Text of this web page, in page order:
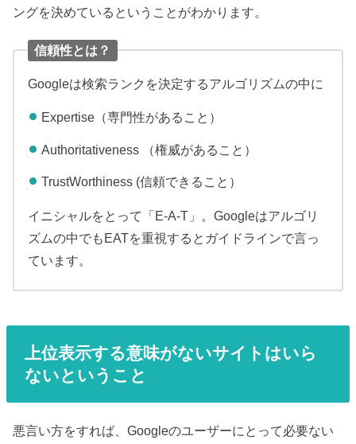
ングを決めているということがわかります。
信頼性とは？
Googleは検索ランクを決定するアルゴリズムの中に
Expertise（専門性があること）
Authoritativeness （権威があること）
TrustWorthiness (信頼できること）
イニシャルをとって「E-A-T」。Googleはアルゴリ
ズムの中でもEATを重視するとガイドラインで言っ
ています。
上位表示する意味がないサイトはいら
ないということ
悪言い方をすれば、Googleのユーザーにとって必要ない